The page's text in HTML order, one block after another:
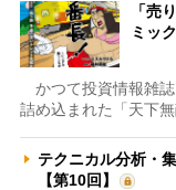
「売
ミッ
かつて投資情報雑
詰め込まれた「天下
テクニカル分析・
【第10回】